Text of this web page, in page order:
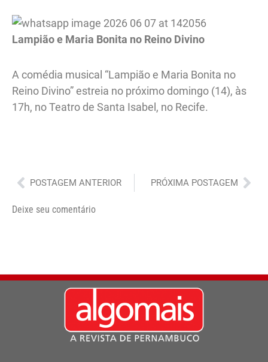
Lampião e Maria Bonita no Reino Divino
A comédia musical “Lampião e Maria Bonita no
Reino Divino” estreia no próximo domingo (14), às
17h, no Teatro de Santa Isabel, no Recife.
Anterior
POSTAGEM ANTERIOR PRÓXIMA POSTAGEM
Deixe seu comentário